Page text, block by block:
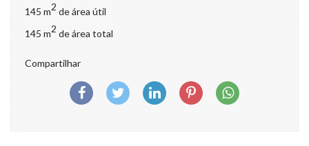
145 m2 de área útil
145 m2 de área total
Compartilhar